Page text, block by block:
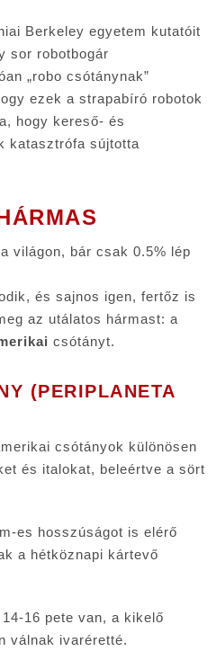
Berkeley egyetem kutatóit
sor robotbogár
„robo csótánynak”
ezek a strapabíró robotok
hogy kereső- és
katasztrófa sújtotta
világon, bár csak 0.5% lép
és sajnos igen, fertőz is
az utálatos hármast: a
csótányt.
(PERIPLANETA
csótányok különösen
és italokat, beleértve a sört
es hosszúságot is elérő
a hétköznapi kártevő
16 pete van, a kikelő
válnak ivaréretté.